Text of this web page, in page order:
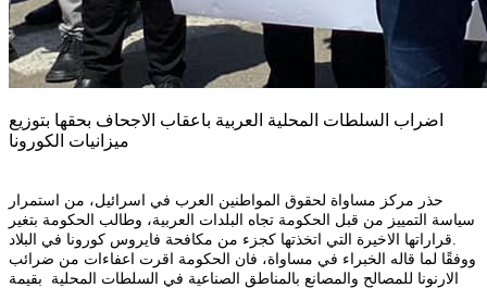
اضراب السلطات المحلية العربية باعقاب الاجحاف بحقها بتوزيع
حذر مركز مساواة لحقوق المواطنين العرب في اسرائيل، من استمرار
سياسة التمييز من قبل الحكومة تجاه البلدات العربية، وطالب الحكومة بتغير
ووفقًا لما قاله الخبراء في مساواة، فان الحكومة اقرت اعفاءات من ضرائب
الارنونا للمصالح والمصانع بالمناطق الصناعية في السلطات المحلية بقيمة